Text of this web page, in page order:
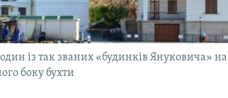
із так званих «будинків Януковича»
боку бухти